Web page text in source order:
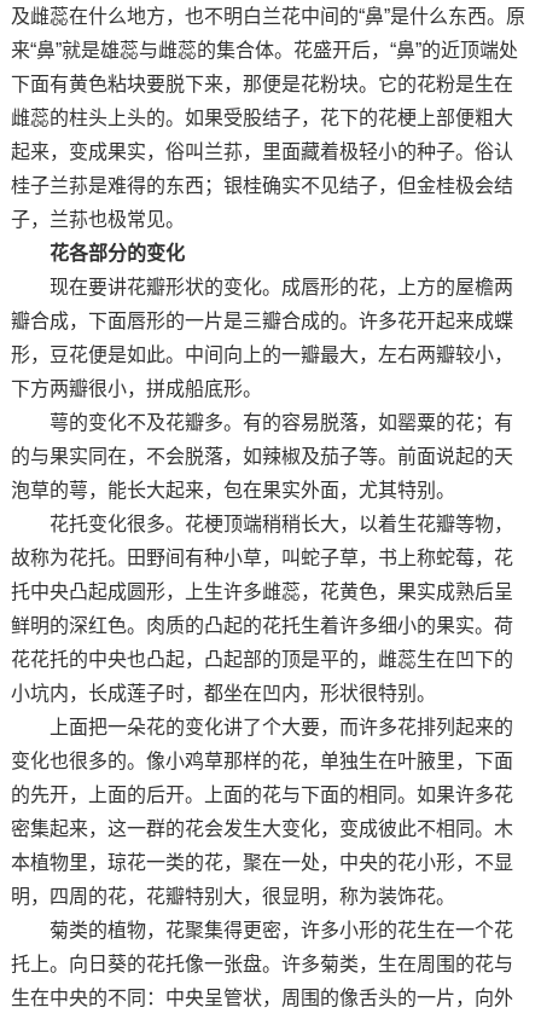
及雌蕊在什么地方，也不明白兰花中间的“鼻”是什么东西。原
来“鼻”就是雄蕊与雌蕊的集合体。花盛开后，“鼻”的近顶端处
下面有黄色粘块要脱下来，那便是花粉块。它的花粉是生在
雌蕊的柱头上头的。如果受股结子，花下的花梗上部便粗大
起来，变成果实，俗叫兰荪，里面藏着极轻小的种子。俗认
桂子兰荪是难得的东西；银桂确实不见结子，但金桂极会结
子，兰荪也极常见。
花各部分的变化
现在要讲花瓣形状的变化。成唇形的花，上方的屋檐两
瓣合成，下面唇形的一片是三瓣合成的。许多花开起来成蝶
形，豆花便是如此。中间向上的一瓣最大，左右两瓣较小，
下方两瓣很小，拼成船底形。
萼的变化不及花瓣多。有的容易脱落，如罂粟的花；有
的与果实同在，不会脱落，如辣椒及茄子等。前面说起的天
泡草的萼，能长大起来，包在果实外面，尤其特别。
花托变化很多。花梗顶端稍稍长大，以着生花瓣等物，
故称为花托。田野间有种小草，叫蛇子草，书上称蛇莓，花
托中央凸起成圆形，上生许多雌蕊，花黄色，果实成熟后呈
鲜明的深红色。肉质的凸起的花托生着许多细小的果实。荷
花花托的中央也凸起，凸起部的顶是平的，雌蕊生在凹下的
小坑内，长成莲子时，都坐在凹内，形状很特别。
上面把一朵花的变化讲了个大要，而许多花排列起来的
变化也很多的。像小鸡草那样的花，单独生在叶腋里，下面
的先开，上面的后开。上面的花与下面的相同。如果许多花
密集起来，这一群的花会发生大变化，变成彼此不相同。木
本植物里，琼花一类的花，聚在一处，中央的花小形，不显
明，四周的花，花瓣特别大，很显明，称为装饰花。
菊类的植物，花聚集得更密，许多小形的花生在一个花
托上。向日葵的花托像一张盘。许多菊类，生在周围的花与
生在中央的不同：中央呈管状，周围的像舌头的一片，向外